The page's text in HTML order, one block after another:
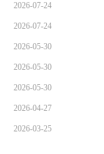
2026-07-24
2026-07-24
2026-05-30
2026-05-30
2026-05-30
2026-04-27
2026-03-25